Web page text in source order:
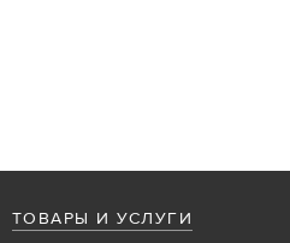
ТОВАРЫ И УСЛУГИ